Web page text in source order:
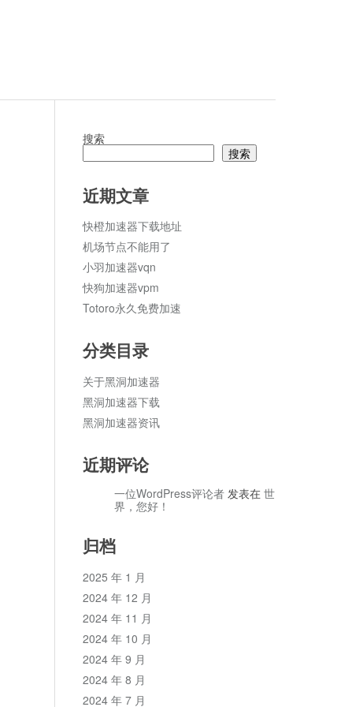
搜索
搜索
近期文章
快橙加速器下载地址
机场节点不能用了
小羽加速器vqn
快狗加速器vpm
Totoro永久免费加速
分类目录
关于黑洞加速器
黑洞加速器下载
黑洞加速器资讯
近期评论
一位WordPress评论者 发表在 世
界，您好！
归档
2025 年 1 月
2024 年 12 月
2024 年 11 月
2024 年 10 月
2024 年 9 月
2024 年 8 月
2024 年 7 月